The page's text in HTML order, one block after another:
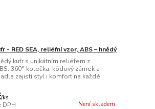
- RED SEA, reliéfní vzor, ABS – hnědý
kufr s unikátním reliéfem z
360° kolečka, kódový zámek a
zajistí styl i komfort na každé
/ks
DPH Není skladem